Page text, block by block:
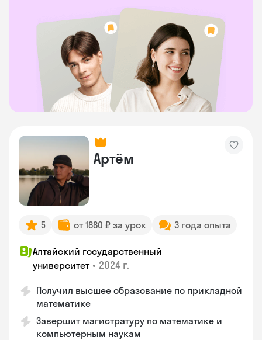
Артём
5 от 1880 ₽ за урок 3 года опыта
Алтайский государственный
университет • 2024 г.
Получил высшее образование по прикладной
математике
Завершит магистратуру по математике и
компьютерным наукам